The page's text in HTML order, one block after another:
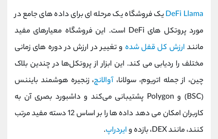
DeFi Llamaیک فروشگاه یک مرحله ای برای داده های جامع در
مورد پروتکل های DeFi است. این فروشگاه معیارهای مفید
مانند ارزش کل قفل شده و تغییر در ارزش در دوره های زمانی
مختلف را ردیابی می کند. این ابزار از پروتکل‌ها در چندین بلاک
چین، از جمله اتریوم، سولانا،آوالانچ، زنجیره هوشمند بایننس
(BSC) و Polygon پشتیبانی می‌کند و داشبورد بصری آن به
کاربران امکان می دهد داده ها را بر اساس 12 دسته مفید مرتب
کنند، مانند DEX، بازده و
ایردراپ.